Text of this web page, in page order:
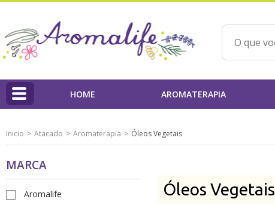
Linha Aromalife
Profissionais
PAP'AROMA - Projeto Aromaterapia na Prática
HOME AROMATERAPIA
Inicio Atacado Aromaterapia Óleos Vegetais
MARCA
Aromalife
Óleos Vegetais